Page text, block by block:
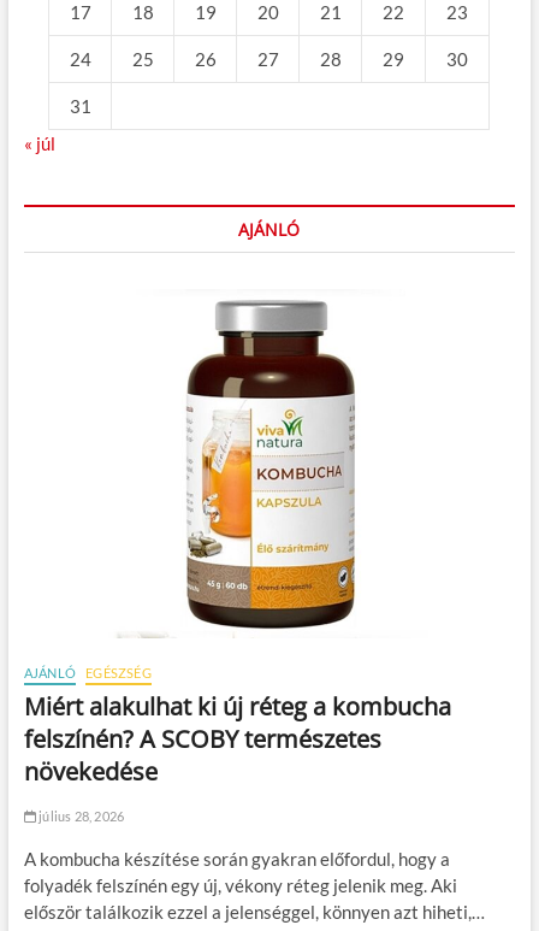
17 18 19 20 21 22 23
24 25 26 27 28 29 30
31
« júl
AJÁNLÓ
AJÁNLÓ EGÉSZSÉG
Miért alakulhat ki új réteg a kombucha
felszínén? A SCOBY természetes
növekedése
július 28, 2026
A kombucha készítése során gyakran előfordul, hogy a
folyadék felszínén egy új, vékony réteg jelenik meg. Aki
először találkozik ezzel a jelenséggel, könnyen azt hiheti,…